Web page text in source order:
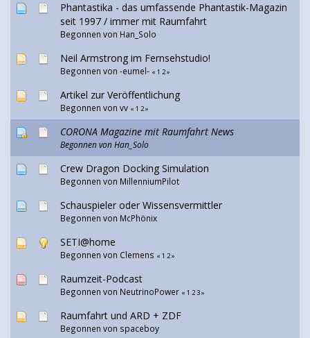
Phantastika - das umfassende Phantastik-Magazin
seit 1997 / immer mit Raumfahrt
Begonnen von Han_Solo
Neil Armstrong im Fernsehstudio!
Begonnen von -eumel- « 1 2»
Artikel zur Veröffentlichung
Begonnen von vv « 1 2»
CORONA Magazine mit Raumfahrt News
Begonnen vonHan_Solo
Crew Dragon Docking Simulation
Begonnen von MillenniumPilot
Schauspieler oder Wissensvermittler
Begonnen von McPhönix
SETI@home
Begonnen von Clemens « 1 2»
Raumzeit-Podcast
Begonnen von NeutrinoPower « 1 23»
Raumfahrt und ARD + ZDF
Begonnen von spaceboy